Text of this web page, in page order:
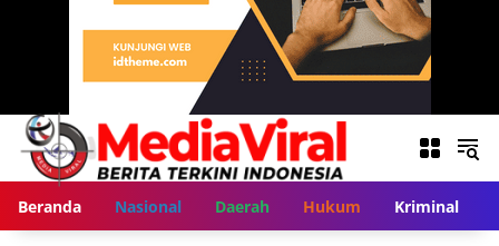
Beranda Nasional Daerah Hukum Kriminal